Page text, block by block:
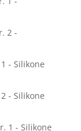
2 -
- Silikone
- Silikone
1 - Silikone